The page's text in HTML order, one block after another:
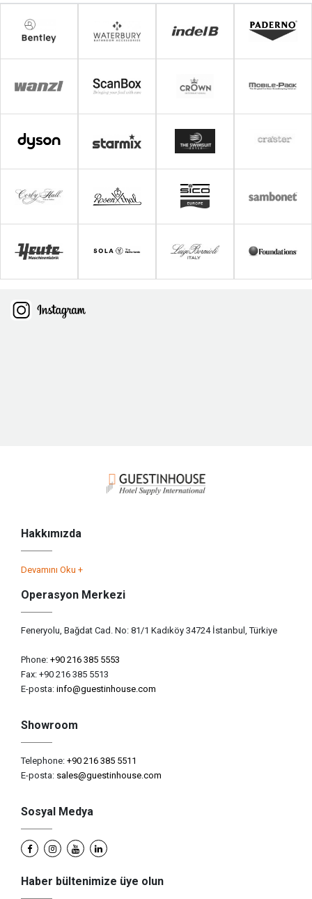
Hakkımızda
Devamını Oku +
Operasyon Merkezi
Feneryolu, Bağdat Cad. No: 81/1 Kadıköy 34724 İstanbul, Türkiye
Phone: +90 216 385 5553
Fax: +90 216 385 5513
E-posta: info@guestinhouse.com
Showroom
Telephone: +90 216 385 5511
E-posta: sales@guestinhouse.com
Sosyal Medya
Haber bültenimize üye olun